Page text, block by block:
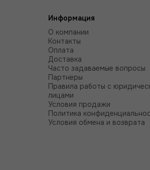
Информация
О компании
Контакты
Оплата
Доставка
Часто задаваемые вопросы
Партнеры
Правила работы с
лицами
Условия продажи
Политика
Условия обмена и возврата